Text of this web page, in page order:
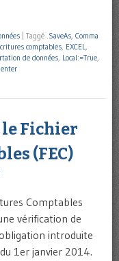
Taggé .SaveAs, Comma
comptables, EXCEL,
de données, Local:=True,
le Fichier
(FEC)
Comptables
vérification de
introduite
1er janvier 2014.